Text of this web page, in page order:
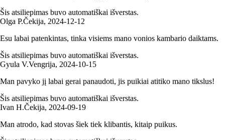
Šis atsiliepimas buvo automatiškai išverstas.
Olga P.Čekija, 2024‑12‑12
Esu labai patenkintas, tinka visiems mano vonios kambario daiktams.
Šis atsiliepimas buvo automatiškai išverstas.
Gyula V.Vengrija, 2024‑10‑15
Man pavyko jį labai gerai panaudoti, jis puikiai atitiko mano tikslus!
Šis atsiliepimas buvo automatiškai išverstas.
Ivan H.Čekija, 2024‑09‑19
Man atrodo, kad stovas šiek tiek klibantis, kitaip puikus.